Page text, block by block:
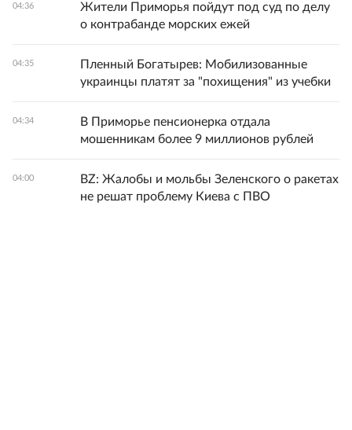
04:36
Жители Приморья пойдут под суд по делу
о контрабанде морских ежей
04:35
Пленный Богатырев: Мобилизованные
украинцы платят за "похищения" из учебки
04:34
В Приморье пенсионерка отдала
мошенникам более 9 миллионов рублей
04:00
BZ: Жалобы и мольбы Зеленского о ракетах
не решат проблему Киева с ПВО